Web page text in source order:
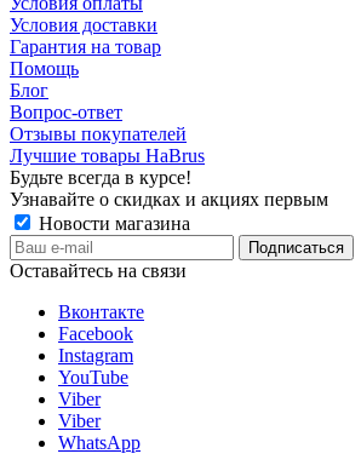
Условия доставки
Гарантия на товар
Помощь
Блог
Вопрос-ответ
Отзывы покупателей
Лучшие товары HaBrus
Будьте всегда в курсе!
Узнавайте о скидках и акциях первым
Новости магазина
Оставайтесь на связи
Вконтакте
Facebook
Instagram
YouTube
Viber
Viber
WhatsApp